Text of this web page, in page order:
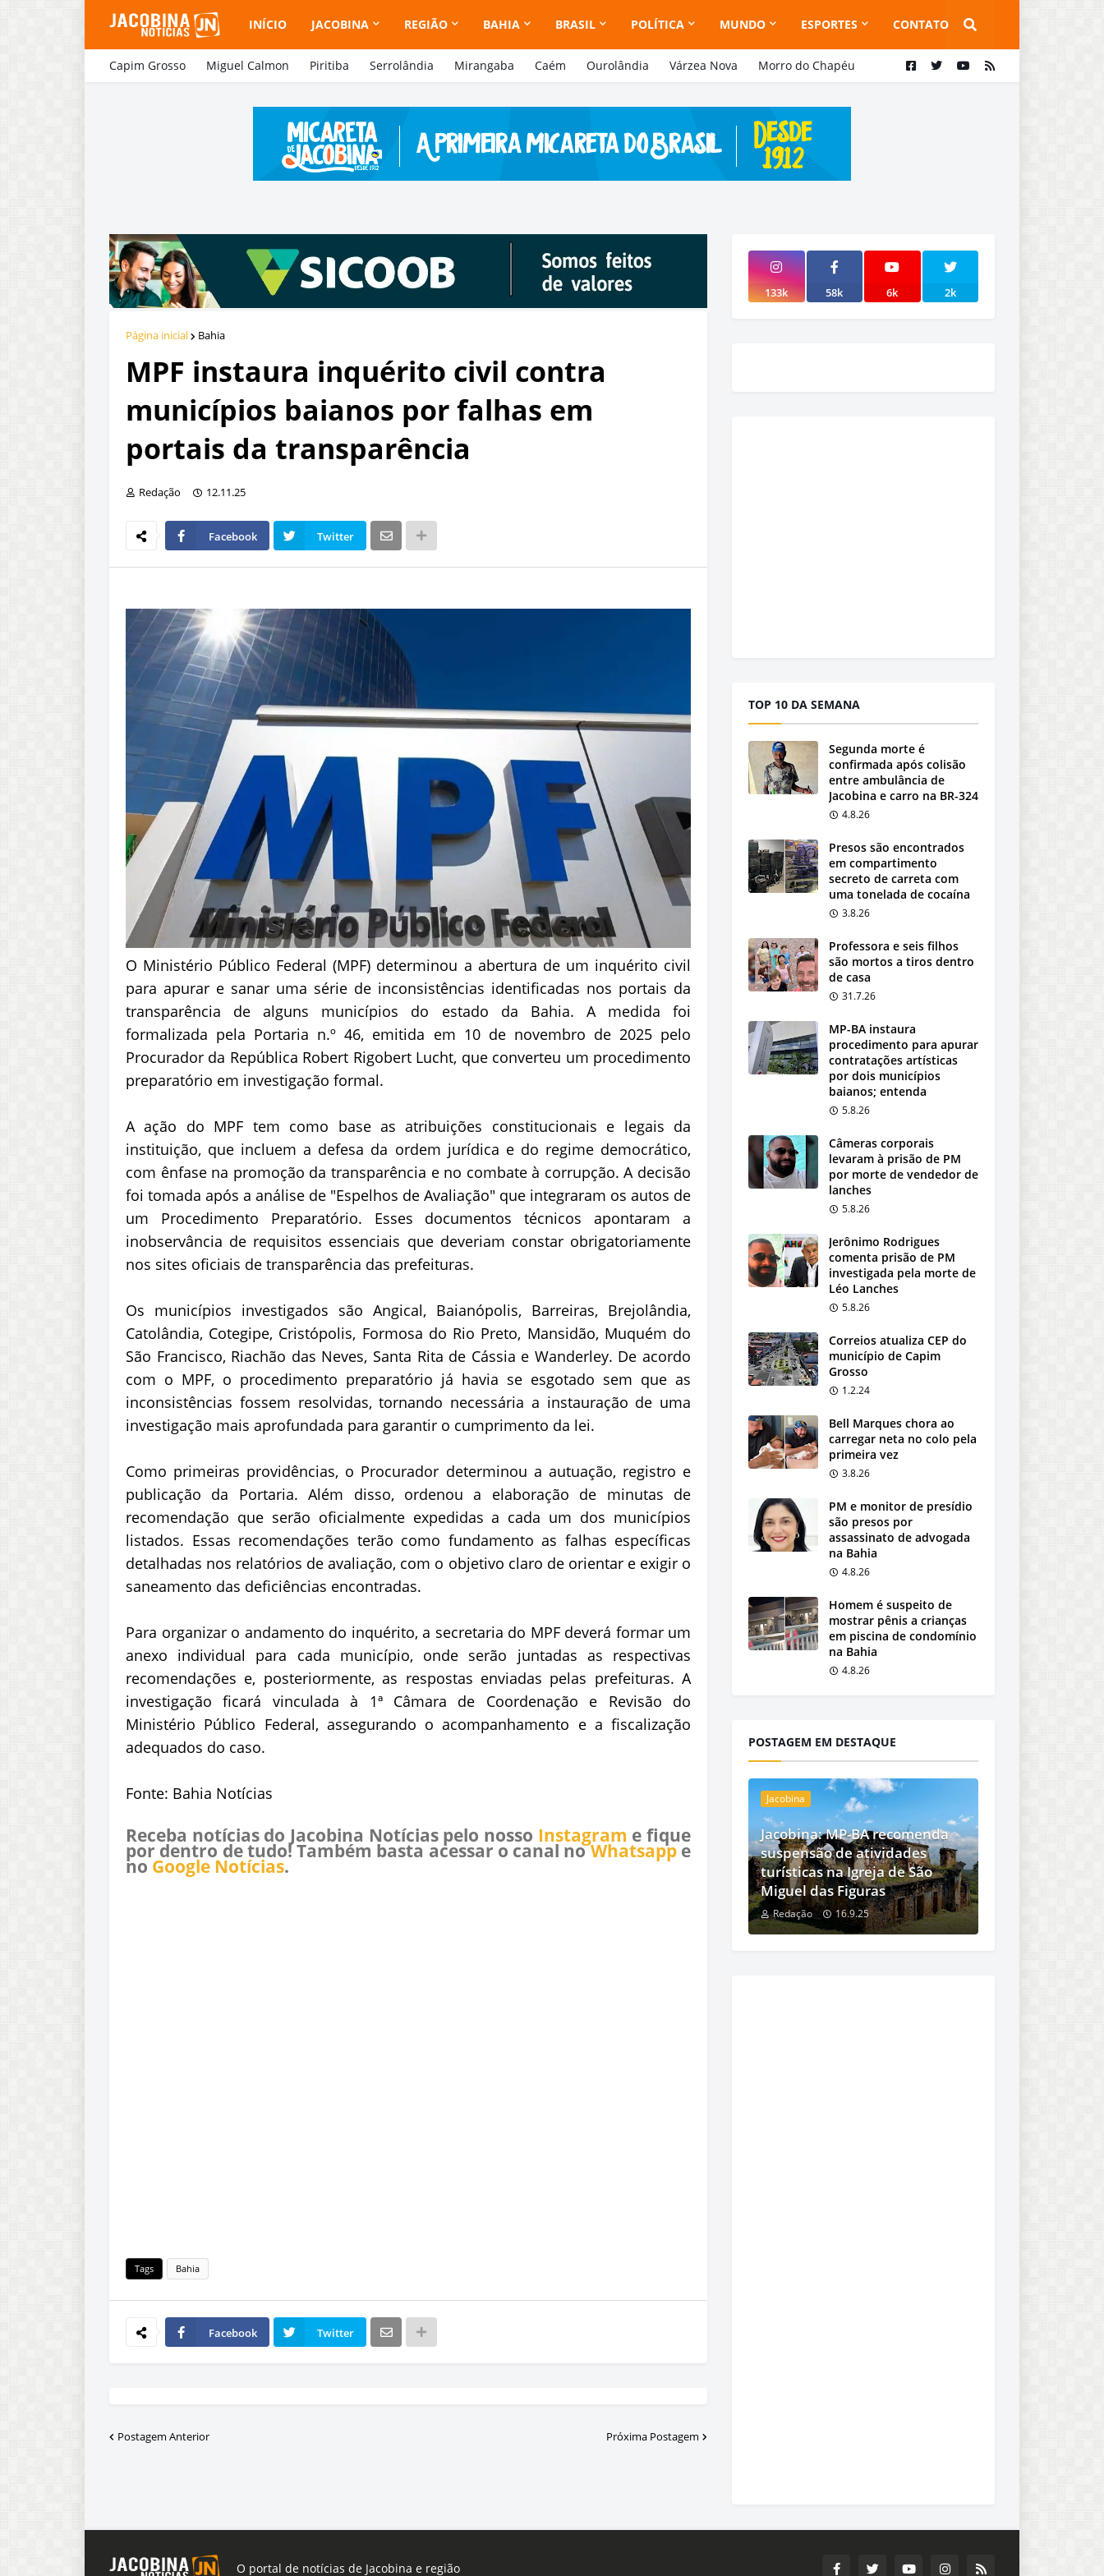
INÍCIO JACOBINA REGIÃO BAHIA BRASIL POLÍTICA MUNDO ESPORTES CONTATO
Capim Grosso Miguel Calmon Piritiba Serrolândia Mirangaba Caém Ourolândia Várzea Nova Morro do Chapéu
Página inicial Bahia
MPF instaura inquérito civil contra
municípios baianos por falhas em
portais da transparência
Redação 12.11.25
Facebook Twitter
O Ministério Público Federal (MPF) determinou a abertura de um inquérito civil
para apurar e sanar uma série de inconsistências identificadas nos portais da
transparência de alguns municípios do estado da Bahia. A medida foi
formalizada pela Portaria n.º 46, emitida em 10 de novembro de 2025 pelo
Procurador da República Robert Rigobert Lucht, que converteu um procedimento
preparatório em investigação formal.
A ação do MPF tem como base as atribuições constitucionais e legais da
instituição, que incluem a defesa da ordem jurídica e do regime democrático,
com ênfase na promoção da transparência e no combate à corrupção. A decisão
foi tomada após a análise de "Espelhos de Avaliação" que integraram os autos de
um Procedimento Preparatório. Esses documentos técnicos apontaram a
inobservância de requisitos essenciais que deveriam constar obrigatoriamente
nos sites oficiais de transparência das prefeituras.
Os municípios investigados são Angical, Baianópolis, Barreiras, Brejolândia,
Catolândia, Cotegipe, Cristópolis, Formosa do Rio Preto, Mansidão, Muquém do
São Francisco, Riachão das Neves, Santa Rita de Cássia e Wanderley. De acordo
com o MPF, o procedimento preparatório já havia se esgotado sem que as
inconsistências fossem resolvidas, tornando necessária a instauração de uma
investigação mais aprofundada para garantir o cumprimento da lei.
Como primeiras providências, o Procurador determinou a autuação, registro e
publicação da Portaria. Além disso, ordenou a elaboração de minutas de
recomendação que serão oficialmente expedidas a cada um dos municípios
listados. Essas recomendações terão como fundamento as falhas específicas
detalhadas nos relatórios de avaliação, com o objetivo claro de orientar e exigir o
saneamento das deficiências encontradas.
Para organizar o andamento do inquérito, a secretaria do MPF deverá formar um
anexo individual para cada município, onde serão juntadas as respectivas
recomendações e, posteriormente, as respostas enviadas pelas prefeituras. A
investigação ficará vinculada à 1ª Câmara de Coordenação e Revisão do
Ministério Público Federal, assegurando o acompanhamento e a fiscalização
adequados do caso.
Fonte: Bahia Notícias
Receba notícias do Jacobina Notícias pelo nosso Instagram e fique
por dentro de tudo! Também basta acessar o canal noWhatsappe
no Google Notícias.
Tags Bahia
Facebook Twitter
Postagem Anterior Próxima Postagem
133k 58k 6k 2k
TOP 10 DA SEMANA
Segunda morte é
confirmada após colisão
entre ambulância de
Jacobina e carro na BR-324
4.8.26
Presos são encontrados
em compartimento
secreto de carreta com
uma tonelada de cocaína
3.8.26
Professora e seis filhos
são mortos a tiros dentro
de casa
31.7.26
MP-BA instaura
procedimento para apurar
contratações artísticas
por dois municípios
baianos; entenda
5.8.26
Câmeras corporais
levaram à prisão de PM
por morte de vendedor de
lanches
5.8.26
Jerônimo Rodrigues
comenta prisão de PM
investigada pela morte de
Léo Lanches
5.8.26
Correios atualiza CEP do
município de Capim
Grosso
1.2.24
Bell Marques chora ao
carregar neta no colo pela
primeira vez
3.8.26
PM e monitor de presídio
são presos por
assassinato de advogada
na Bahia
4.8.26
Homem é suspeito de
mostrar pênis a crianças
em piscina de condomínio
na Bahia
4.8.26
POSTAGEM EM DESTAQUE
Jacobina
Jacobina: MP-BA recomenda
suspensão de atividades
turísticas na Igreja de São
Miguel das Figuras
Redação 16.9.25
O portal de notícias de Jacobina e região